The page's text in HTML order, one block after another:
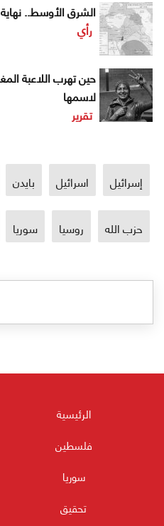
الشرق الأوسط.. نهاية
رأي
حين تهرب اللاعبة
لاسمها
تقرير
إسرائيل اسرائيل بايدن
حزب الله روسيا سوريا
الرئيسية
فلسطين
سوريا
تحقيق